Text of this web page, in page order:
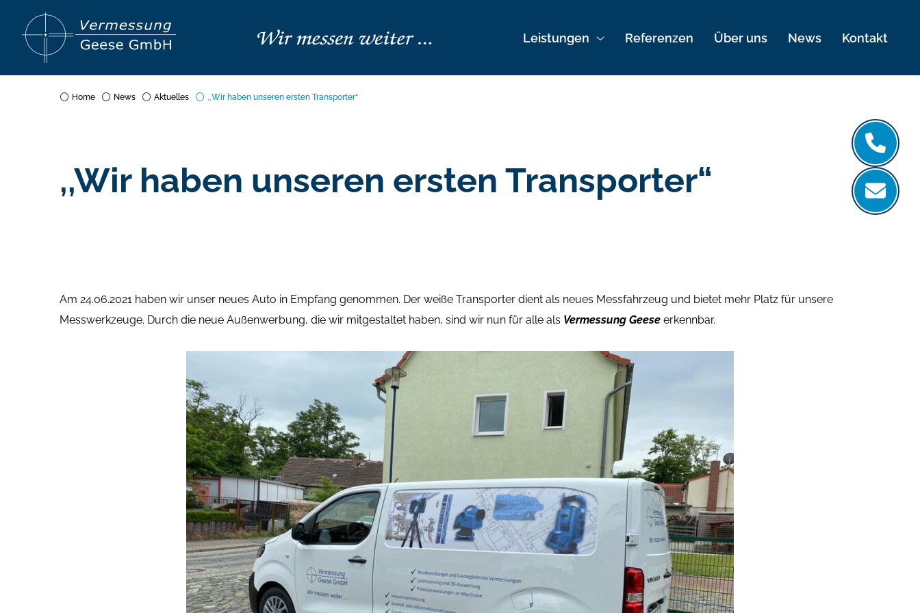
Leistungen Referenzen Über uns News Kontakt
Home News Aktuelles ,,Wir haben unseren ersten Transporter“
,,Wir haben unseren ersten Transporter“
Am 24.06.2021 haben wir unser neues Auto in Empfang genommen. Der weiße Transporter dient als neues Messfahrzeug und bietet mehr Platz für unsere
Messwerkzeuge. Durch die neue Außenwerbung, die wir mitgestaltet haben, sind wir nun für alle als Vermessung Geese erkennbar.